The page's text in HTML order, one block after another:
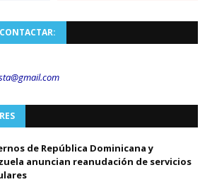
com
de República Dominicana y
anuncian reanudación de servicios